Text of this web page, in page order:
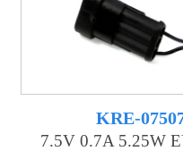
KRE-
7.5V 0.7A 5.25W